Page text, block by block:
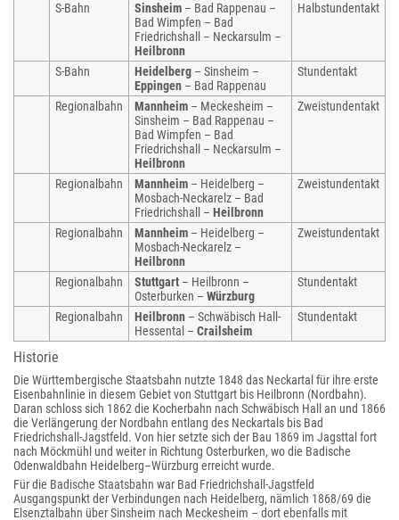
S-Bahn Sinsheim – Bad Rappenau –
Bad Wimpfen – Bad
Friedrichshall – Neckarsulm –
Heilbronn
Halbstundentakt
S-Bahn Heidelberg – Sinsheim –
Eppingen – Bad Rappenau
Stundentakt
Regionalbahn Mannheim – Meckesheim –
Sinsheim – Bad Rappenau –
Bad Wimpfen – Bad
Friedrichshall – Neckarsulm –
Heilbronn
Zweistundentakt
Regionalbahn Mannheim – Heidelberg –
Mosbach-Neckarelz – Bad
Friedrichshall – Heilbronn
Zweistundentakt
Regionalbahn Mannheim – Heidelberg –
Mosbach-Neckarelz –
Heilbronn
Zweistundentakt
Regionalbahn Stuttgart – Heilbronn –
Osterburken – Würzburg
Stundentakt
Regionalbahn Heilbronn – Schwäbisch Hall-
Hessental – Crailsheim
Stundentakt
Historie
Die Württembergische Staatsbahn nutzte 1848 das Neckartal für ihre erste
Eisenbahnlinie in diesem Gebiet von Stuttgart bis Heilbronn (Nordbahn).
Daran schloss sich 1862 die Kocherbahn nach Schwäbisch Hall an und 1866
die Verlängerung der Nordbahn entlang des Neckartals bis Bad
Friedrichshall-Jagstfeld. Von hier setzte sich der Bau 1869 im Jagsttal fort
nach Möckmühl und weiter in Richtung Osterburken, wo die Badische
Odenwaldbahn Heidelberg–Würzburg erreicht wurde.
Für die Badische Staatsbahn war Bad Friedrichshall-Jagstfeld
Ausgangspunkt der Verbindungen nach Heidelberg, nämlich 1868/69 die
Elsenztalbahn über Sinsheim nach Meckesheim – dort ebenfalls mit